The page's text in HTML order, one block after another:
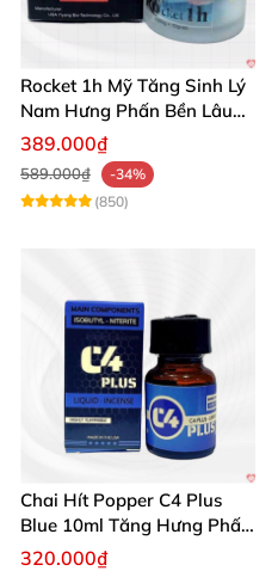
Rocket 1h Mỹ Tăng Sinh Lý
Nam Hưng Phấn Bền Lâu
Mạnh Mẽ
389.000₫
589.000₫
-34%
(850)
Chai Hít Popper C4 Plus
Blue 10ml Tăng Hưng Phấn
Mạnh Mẽ
320.000₫